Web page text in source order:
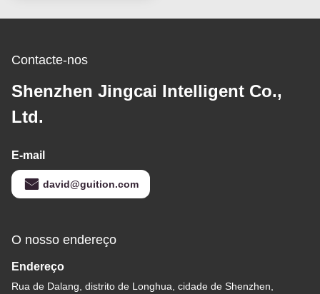
Contacte-nos
Shenzhen Jingcai Intelligent Co.,
Ltd.
E-mail
david@guition.com
O nosso endereço
Endereço
Rua de Dalang, distrito de Longhua, cidade de Shenzhen,